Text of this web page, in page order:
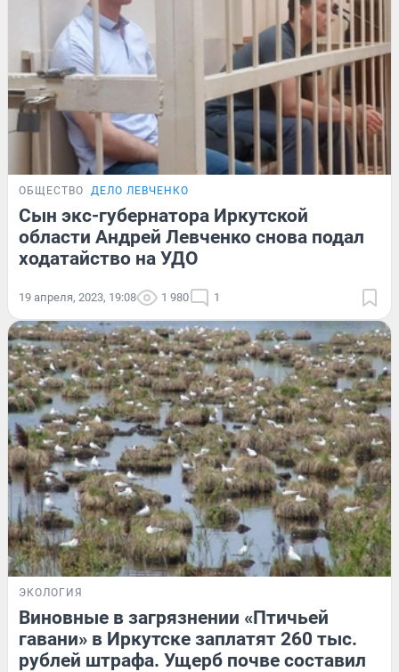
ОБЩЕСТВО ДЕЛО ЛЕВЧЕНКО
Сын экс-губернатора Иркутской
области Андрей Левченко снова подал
ходатайство на УДО
19 апреля, 2023, 19:08 1 980 1
ЭКОЛОГИЯ
Виновные в загрязнении «Птичьей
гавани» в Иркутске заплатят 260 тыс.
рублей штрафа. Ущерб почве составил